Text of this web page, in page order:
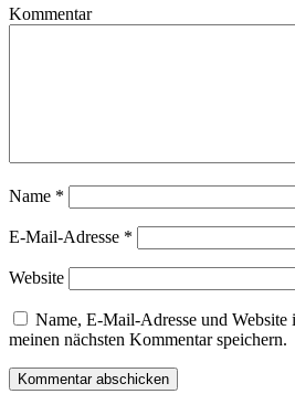
Kommentar
Name *
E-Mail-Adresse *
Website
Name, E-Mail-Adresse und Website
meinen nächsten Kommentar speichern.